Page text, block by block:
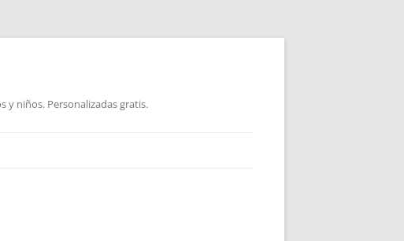
y niños. Personalizadas gratis.